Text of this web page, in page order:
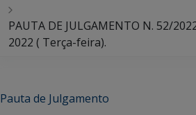
PAUTA DE JULGAMENTO N. 52/
2022 ( Terça-feira).
Pauta de Julgamento